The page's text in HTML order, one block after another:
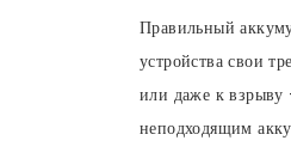
Правильный
устройства свои
или даже к
неподходящим